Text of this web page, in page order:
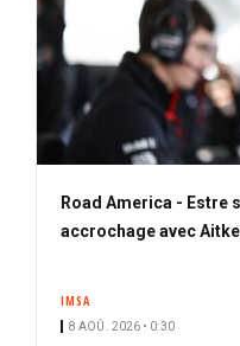
Road America - Estre
accrochage avec
IMSA
8 AOÛ. 2026 • 0:30